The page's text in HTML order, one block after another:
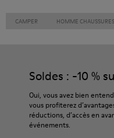
CAMPER HOMME CHAUSSURES
Soldes : -10 %
Oui, vous avez bien
vous profiterez
réductions, d’accès en
événements.